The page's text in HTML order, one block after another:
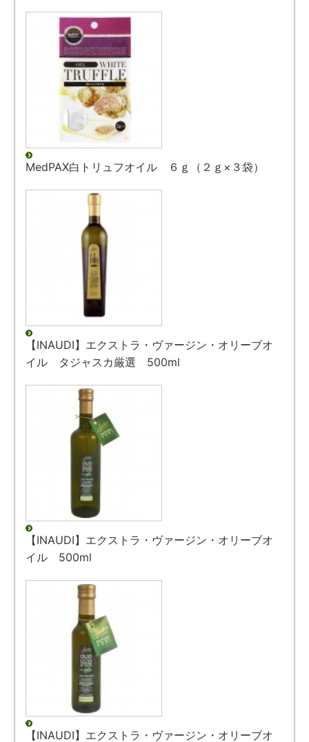
MedPAX白トリュフオイル ６ｇ（２ｇ×３袋）
【INAUDI】エクストラ・ヴァージン・オリーブオ
イル タジャスカ厳選 500ml
【INAUDI】エクストラ・ヴァージン・オリーブオ
イル 500ml
【INAUDI】エクストラ・ヴァージン・オリーブオ